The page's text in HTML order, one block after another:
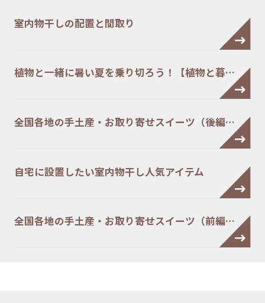
室内物干しの配置と間取り
植物と一緒に暑い夏を乗り切ろう！【植物と暮…
全国各地の手土産・お取り寄せスイーツ（後編…
自宅に設置したい室内物干し人気アイテム
全国各地の手土産・お取り寄せスイーツ（前編…